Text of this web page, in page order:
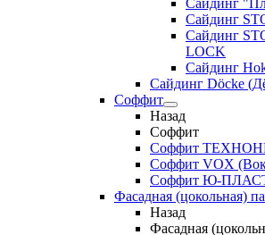
Сайдинг
Сайдинг
Сайдинг
LOCK
Сайдинг
Сайдинг Döcke
Соффит
Назад
Соффит
Соффит
Соффит VOX
Соффит Ю-
Фасадная (цокольная)
Назад
Фасадная